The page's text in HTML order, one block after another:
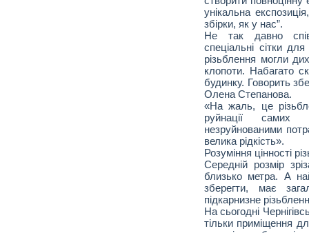
унікальна
збірки, як у нас”.
Не так давно
спеціальні сітки
різьблення могли
клопоти. Набагато
будинку. Говорить
Олена Степанова.
«На жаль, це
руйнації
незруйнованими
велика рідкість».
Розуміння цінності
Середній розмір
близько метра. А
зберегти, має
підкарнизне
На сьогодні
тільки приміщення